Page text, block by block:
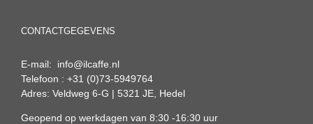
CONTACTGEGEVENS
E-mail: info@ilcaffe.nl
Telefoon : +31 (0)73-5949764
Adres: Veldweg 6-G | 5321 JE, Hedel
Geopend op werkdagen van 8:30 -16:30 uur